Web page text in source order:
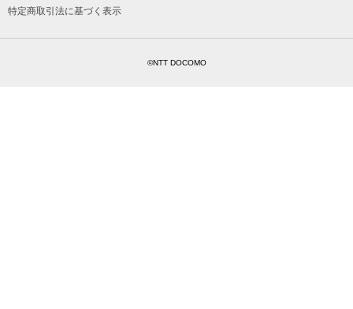
特定商取引法に基づく表示
©NTT DOCOMO